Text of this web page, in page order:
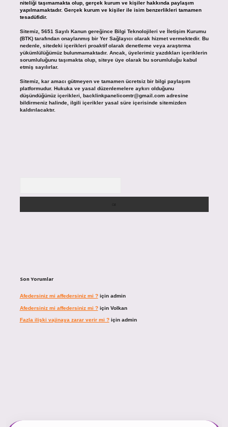
niteliği taşımamakta olup, gerçek kurum ve kişiler hakkında paylaşım
yapılmamaktadır. Gerçek kurum ve kişiler ile isim benzerlikleri tamamen
tesadüfidir.
Sitemiz, 5651 Sayılı Kanun gereğince Bilgi Teknolojileri ve İletişim Kurumu
(BTK) tarafından onaylanmış bir Yer Sağlayıcı olarak hizmet vermektedir. Bu
nedenle, sitedeki içerikleri proaktif olarak denetleme veya araştırma
yükümlülüğümüz bulunmamaktadır. Ancak, üyelerimiz yazdıkları içeriklerin
sorumluluğunu taşımakta olup, siteye üye olarak bu sorumluluğu kabul
etmiş sayılırlar.
Sitemiz, kar amacı gütmeyen ve tamamen ücretsiz bir bilgi paylaşım
platformudur. Hukuka ve yasal düzenlemelere aykırı olduğunu
düşündüğünüz içerikleri, backlinkpanelicomtr@gmail.comadresine
bildirmeniz halinde, ilgili içerikler yasal süre içerisinde sitemizden
kaldırılacaktır.
Son Yorumlar
Afedersiniz mi affedersiniz mi ?için admin
Afedersiniz mi affedersiniz mi ?için Volkan
Fazla ilişki vajinaya zarar verir mi ?için admin